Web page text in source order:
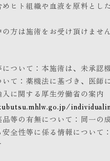
めヒト組織や血液を原料とし
方は施術をお受け頂けません
について：本施術は、未承認
いて：薬機法に基づき、医師
に関する厚生労働省の案内
品等の有無について：同一の
安全性等に係る情報につい